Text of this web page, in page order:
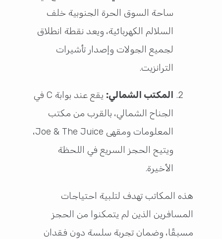
ساحة السوق الحرة الجنوبية خلف
السلالم الكهربائية، ويعد نقطة انطلاق
لجميع الجولات وإصدار تأشيرات
الترانزيت.
المكتب الشمالي:
يقع عند بوابة C في
الجناح الشمالي، بالقرب من مكتب
المعلومات ومقهى Joe & The Juice،
ويتيح الحجز السريع في اللحظة
الأخيرة.
هذه المكاتب تهدف لتلبية احتياجات
المسافرين الذين لم يتمكنوا من الحجز
مسبقًا، وضمان تجربة سلسة دون فقدان